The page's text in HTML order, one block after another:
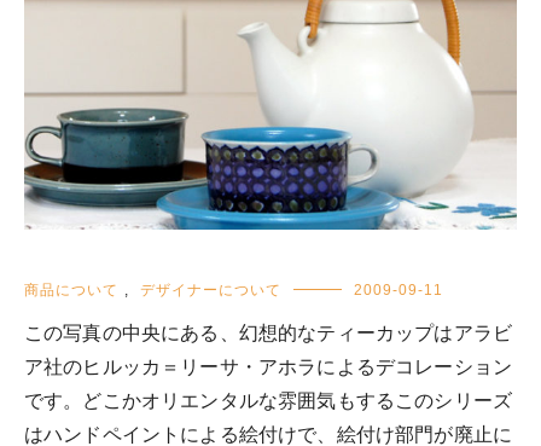
商品について , デザイナーについて 2009-09-11
この写真の中央にある、幻想的なティーカップはアラビ
ア社のヒルッカ＝リーサ・アホラによるデコレーション
です。どこかオリエンタルな雰囲気もするこのシリーズ
はハンドペイントによる絵付けで、絵付け部門が廃止に